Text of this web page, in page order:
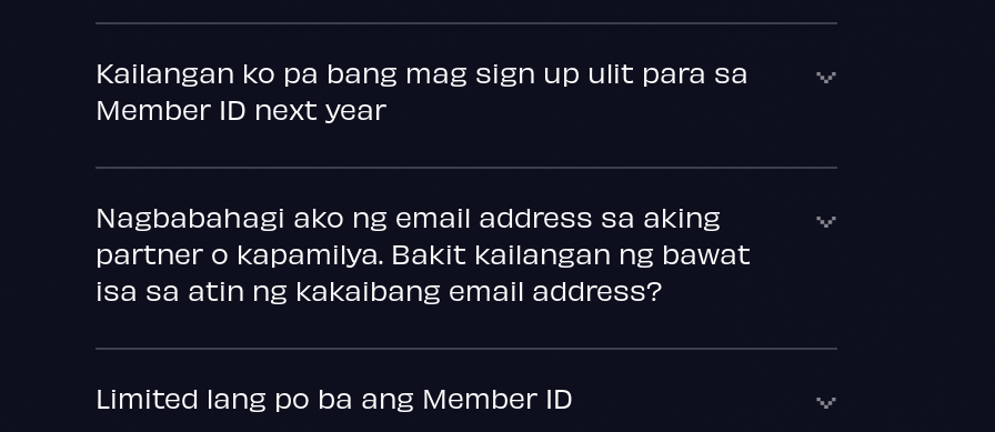
Kailangan ko pa bang mag sign up ulit para sa
Member ID next year
Nagbabahagi ako ng email address sa aking
partner o kapamilya. Bakit kailangan ng bawat
isa sa atin ng kakaibang email address?
Limited lang po ba ang Member ID